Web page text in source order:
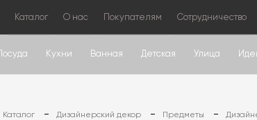
Каталог О нас Покупателям Сотрудничество
Посуда Кухни Ванная Детская Улица
Каталог Дизайнерский декор Предметы